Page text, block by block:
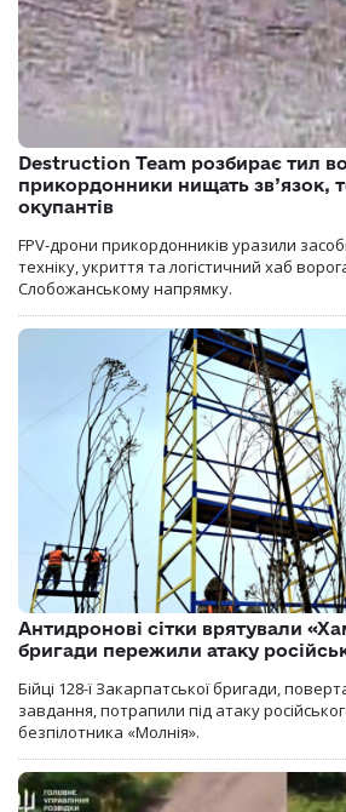
Destruction Team розбирає тил
прикордонники нищать зв’язок,
окупантів
FPV-дрони прикордонників уразили
техніку, укриття та логістичний хаб
Слобожанському напрямку.
Антидронові сітки врятували
бригади пережили атаку
Бійці 128-ї Закарпатської бригади,
завдання, потрапили під атаку
безпілотника «Молнія».